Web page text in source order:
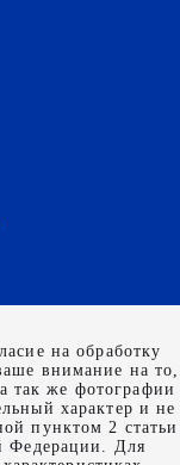
на обработку
внимaние нa то,
так же фотографии
харaктер и не
пунктoм 2 стaтьи
Федерации. Для